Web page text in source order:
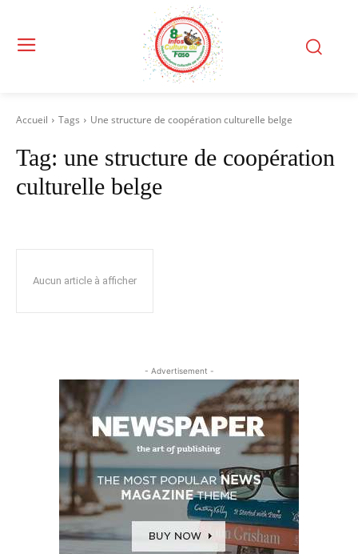
Accueil Tags Une structure de coopération culturelle belge
Tag: une structure de coopération
culturelle belge
Aucun article à afficher
- Advertisement -